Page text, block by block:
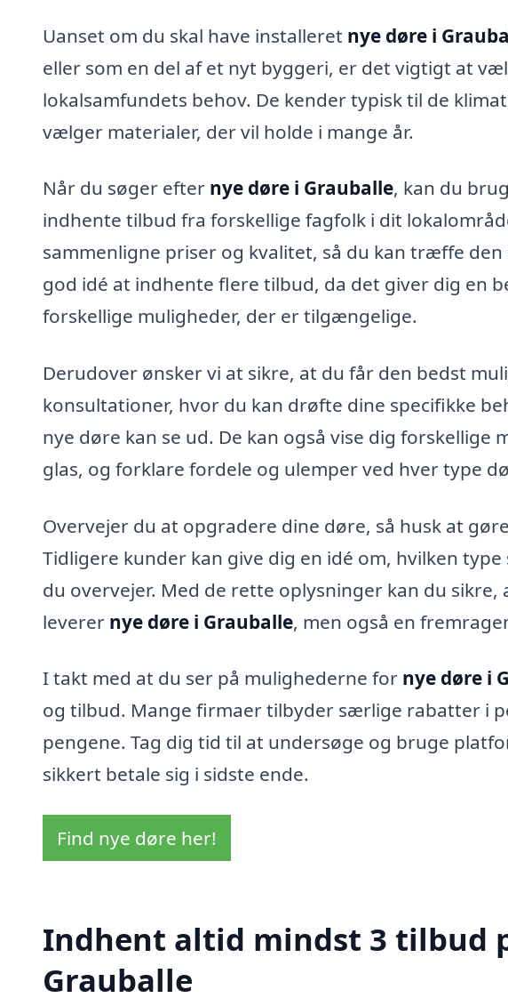
Uanset om du skal have installeret nye døre i
eller som en del af et nyt byggeri, er det vigtigt at
lokalsamfundets behov. De kender typisk til de
vælger materialer, der vil holde i mange år.
Når du søger efter nye døre i Grauballe, kan du
indhente tilbud fra forskellige fagfolk i dit
sammenligne priser og kvalitet, så du kan træffe
god idé at indhente flere tilbud, da det giver dig en
forskellige muligheder, der er tilgængelige.
Derudover ønsker vi at sikre, at du får den bedst
konsultationer, hvor du kan drøfte dine specifikke
nye døre kan se ud. De kan også vise dig
glas, og forklare fordele og ulemper ved hver type
Overvejer du at opgradere dine døre, så husk at
Tidligere kunder kan give dig en idé om, hvilken
du overvejer. Med de rette oplysninger kan du
leverer nye døre i Grauballe, men også en
I takt med at du ser på mulighederne for nye døre i
og tilbud. Mange firmaer tilbyder særlige rabatter i
pengene. Tag dig tid til at undersøge og bruge
sikkert betale sig i sidste ende.
Find nye døre her!
Indhent altid mindst 3 tilbud
Grauballe